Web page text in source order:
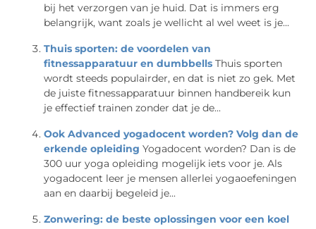
bij het verzorgen van je huid. Dat is immers erg
belangrijk, want zoals je wellicht al wel weet is je...
Thuis sporten: de voordelen van
fitnessapparatuur en dumbbells Thuis sporten
wordt steeds populairder, en dat is niet zo gek. Met
de juiste fitnessapparatuur binnen handbereik kun
je effectief trainen zonder dat je de...
Ook Advanced yogadocent worden? Volg dan de
erkende opleiding Yogadocent worden? Dan is de
300 uur yoga opleiding mogelijk iets voor je. Als
yogadocent leer je mensen allerlei yogaoefeningen
aan en daarbij begeleid je...
Zonwering: de beste oplossingen voor een koel